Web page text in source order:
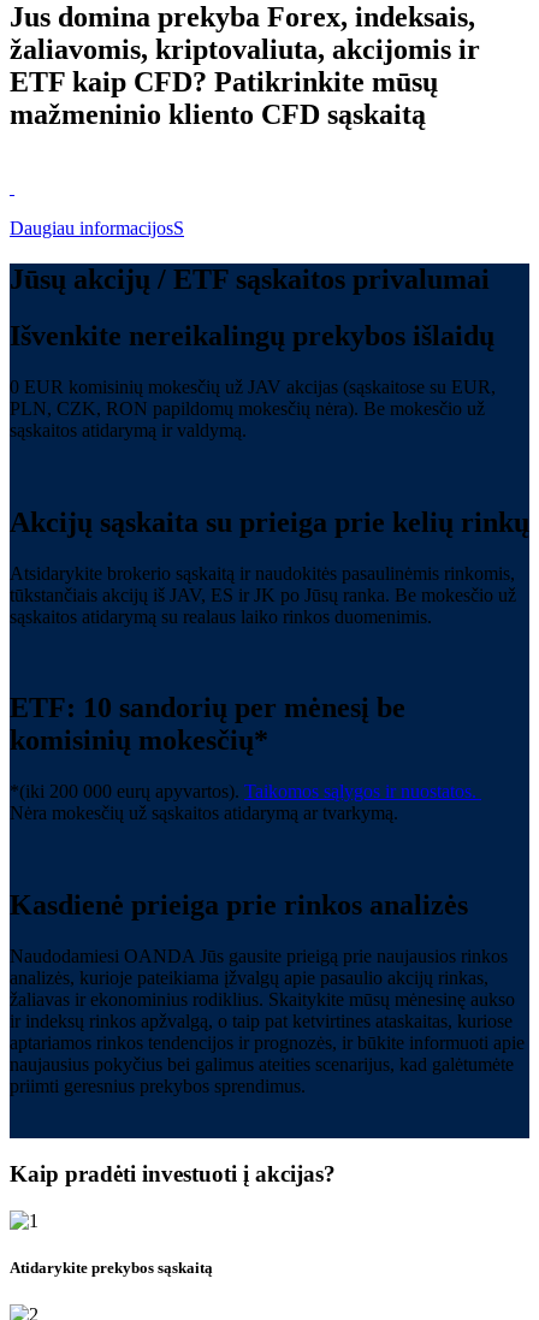
Jus domina prekyba Forex, indeksais,
žaliavomis, kriptovaliuta, akcijomis ir
ETF kaip CFD? Patikrinkite mūsų
mažmeninio kliento CFD sąskaitą
Daugiau informacijosS
Jūsų akcijų / ETF sąskaitos privalumai
Išvenkite nereikalingų prekybos išlaidų
0 EUR komisinių mokesčių už JAV akcijas (sąskaitose su EUR,
PLN, CZK, RON papildomų mokesčių nėra). Be mokesčio už
sąskaitos atidarymą ir valdymą.
Akcijų sąskaita su prieiga prie kelių rinkų
Atsidarykite brokerio sąskaitą ir naudokitės pasaulinėmis rinkomis,
tūkstančiais akcijų iš JAV, ES ir JK po Jūsų ranka. Be mokesčio už
sąskaitos atidarymą su realaus laiko rinkos duomenimis.
ETF: 10 sandorių per mėnesį be
komisinių mokesčių*
*(iki 200 000 eurų apyvartos). Taikomos sąlygos ir nuostatos.
Nėra mokesčių už sąskaitos atidarymą ar tvarkymą.
Kasdienė prieiga prie rinkos analizės
Naudodamiesi OANDA Jūs gausite prieigą prie naujausios rinkos
analizės, kurioje pateikiama įžvalgų apie pasaulio akcijų rinkas,
žaliavas ir ekonominius rodiklius. Skaitykite mūsų mėnesinę aukso
ir indeksų rinkos apžvalgą, o taip pat ketvirtines ataskaitas, kuriose
aptariamos rinkos tendencijos ir prognozės, ir būkite informuoti apie
naujausius pokyčius bei galimus ateities scenarijus, kad galėtumėte
priimti geresnius prekybos sprendimus.
Kaip pradėti investuoti į akcijas?
Atidarykite prekybos sąskaitą